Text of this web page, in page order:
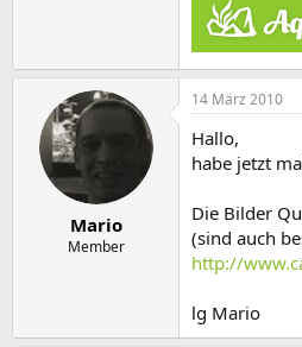
Mario
Member
14 März 2010
Hallo,
habe jetzt
Die Bilder
(sind auch
http://
lg Mario